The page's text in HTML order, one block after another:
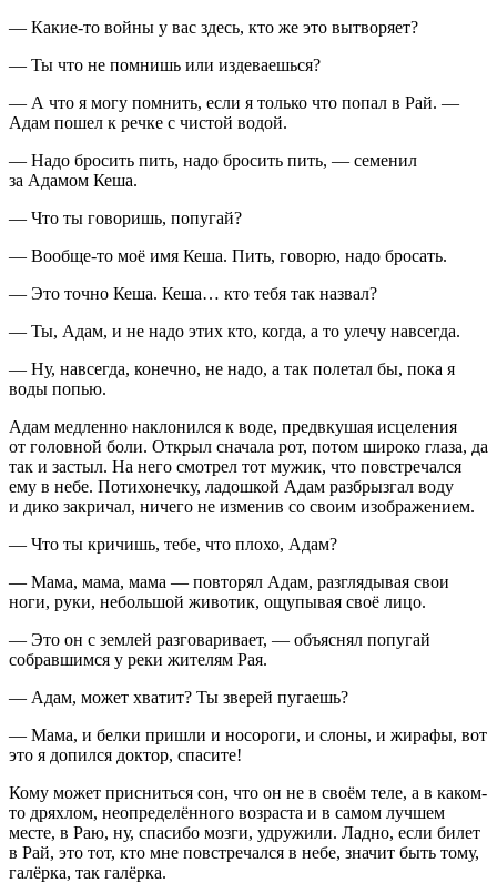
— Какие-то войны у вас здесь, кто же это вытворяет?
— Ты что не помнишь или издеваешься?
— А что я могу помнить, если я только что попал в Рай. —
Адам пошел к речке с чистой водой.
— Надо бросить пить, надо бросить пить, — семенил
за Адамом Кеша.
— Что ты говоришь, попугай?
— Вообще-то моё имя Кеша. Пить, говорю, надо бросать.
— Это точно Кеша. Кеша… кто тебя так назвал?
— Ты, Адам, и не надо этих кто, когда, а то улечу навсегда.
— Ну, навсегда, конечно, не надо, а так полетал бы, пока я
воды попью.
Адам медленно наклонился к воде, предвкушая исцеления
от головной боли. Открыл сначала рот, потом широко глаза, да
так и застыл. На него смотрел тот мужик, что повстречался
ему в небе. Потихонечку, ладошкой Адам разбрызгал воду
и дико закричал, ничего не изменив со своим изображением.
— Что ты кричишь, тебе, что плохо, Адам?
— Мама, мама, мама — повторял Адам, разглядывая свои
ноги, руки, небольшой животик, ощупывая своё лицо.
— Это он с землей разговаривает, — объяснял попугай
собравшимся у реки жителям Рая.
— Адам, может хватит? Ты зверей пугаешь?
— Мама, и белки пришли и носороги, и слоны, и жирафы, вот
это я допился доктор, спасите!
Кому может присниться сон, что он не в своём теле, а в каком-
то дряхлом, неопределённого возраста и в самом лучшем
месте, в Раю, ну, спасибо мозги, удружили. Ладно, если билет
в Рай, это тот, кто мне повстречался в небе, значит быть тому,
галёрка, так галёрка.